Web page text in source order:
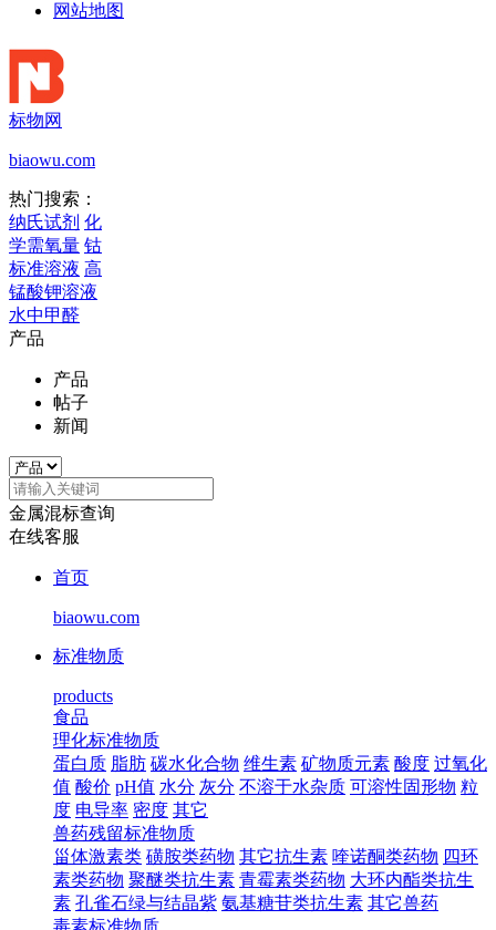
网站地图
标物网
biaowu.com
热门搜索：
纳氏试剂 化
学需氧量 钴
标准溶液 高
锰酸钾溶液
水中甲醛
产品
产品
帖子
新闻
金属混标查询
在线客服
首页
biaowu.com
标准物质
products
食品
理化标准物质
蛋白质 脂肪 碳水化合物 维生素 矿物质元素 酸度 过氧化
值 酸价 pH值 水分 灰分 不溶于水杂质 可溶性固形物 粒
度 电导率 密度 其它
兽药残留标准物质
甾体激素类 磺胺类药物 其它抗生素 喹诺酮类药物 四环
素类药物 聚醚类抗生素 青霉素类药物 大环内酯类抗生
素 孔雀石绿与结晶紫 氨基糖苷类抗生素 其它兽药
毒素标准物质